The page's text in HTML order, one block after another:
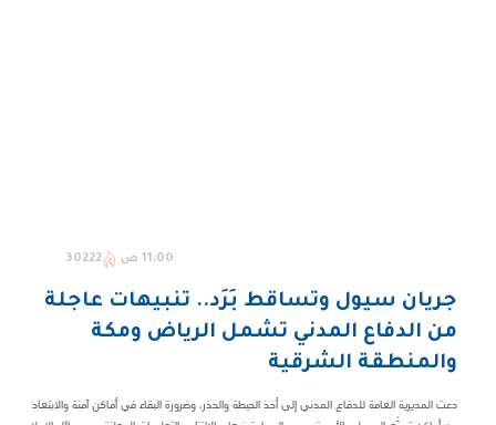
11:00 ص 30222
جريان سيول وتساقط بَرَد.. تنبيهات عاجلة
من الدفاع المدني تشمل الرياض ومكة
والمنطقة الشرقية
دعت المديرية العامة للدفاع المدني إلى أخذ الحيطة والحذر، وضرورة البقاء في أماكن آمنة والابتعاد